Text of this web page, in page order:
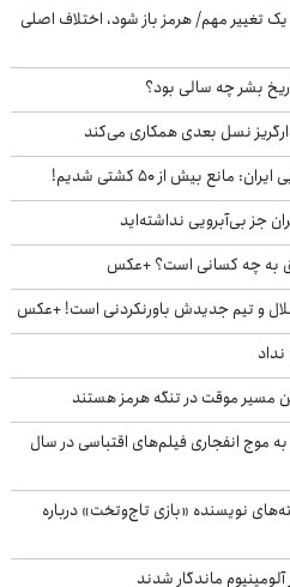
تغییر مهم/ هرمز باز شود، اختلاف اصلی
بشر چه سالی بود؟
نسل بعدی همکاری می‌کند
بیش از ۵۰ کشتی شدیم!
جز بی‌آبرویی نداشته‌اید
به چه کسانی است؟ +عکس
و تیم جدیدش باورنکردنی است! +عکس
مسیر موقت در تنگه هرمز هستند
به موج انفجاری فیلم‌های اقتباسی در سال
نویسنده «بازی تاج‌وتخت» درباره
ماندگار شدند